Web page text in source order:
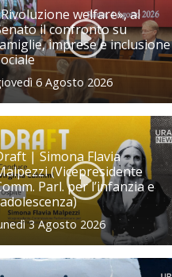
welfare», al
il confronto su
imprese e inclusione
6 Agosto 2026
| Simona Flavia
(Vicepresidente
Parl. per l’infanzia e
3 Agosto 2026